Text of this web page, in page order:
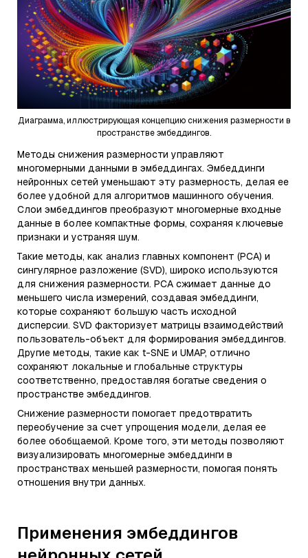
Диаграмма, иллюстрирующая концепцию снижения размерности в
пространстве эмбеддингов.
Методы снижения размерности управляют
многомерными данными в эмбеддингах. Эмбеддинги
нейронных сетей уменьшают эту размерность, делая ее
более удобной для алгоритмов машинного обучения.
Слои эмбеддингов преобразуют многомерные входные
данные в более компактные формы, сохраняя ключевые
признаки и устраняя шум.
Такие методы, как анализ главных компонент (PCA) и
сингулярное разложение (SVD), широко используются
для снижения размерности. PCA сжимает данные до
меньшего числа измерений, создавая эмбеддинги,
которые сохраняют большую часть исходной
дисперсии. SVD факторизует матрицы взаимодействий
пользователь-объект для формирования эмбеддингов.
Другие методы, такие как t-SNE и UMAP, отлично
сохраняют локальные и глобальные структуры
соответственно, предоставляя богатые сведения о
пространстве эмбеддингов.
Снижение размерности помогает предотвратить
переобучение за счет упрощения модели, делая ее
более обобщаемой. Кроме того, эти методы позволяют
визуализировать многомерные эмбеддинги в
пространствах меньшей размерности, помогая понять
отношения внутри данных.
Применения эмбеддингов